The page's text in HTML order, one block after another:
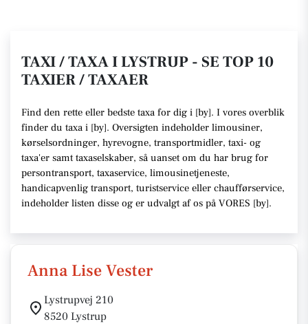
TAXI / TAXA I LYSTRUP - SE TOP 10
TAXIER / TAXAER
Find den rette eller bedste taxa for dig i [by]. I vores overblik
finder du taxa i [by]. Oversigten indeholder limousiner,
kørselsordninger, hyrevogne, transportmidler, taxi- og
taxa'er samt taxaselskaber, så uanset om du har brug for
persontransport, taxaservice, limousinetjeneste,
handicapvenlig transport, turistservice eller chaufførservice,
indeholder listen disse og er udvalgt af os på VORES [by].
Anna Lise Vester
Lystrupvej 210
8520 Lystrup